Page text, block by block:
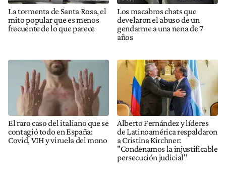
La tormenta de Santa Rosa, el
mito popular que es menos
frecuente de lo que parece
Los macabros chats que
develaron el abuso de un
gendarme a una nena de 7
años
El raro caso del italiano que se
contagió todo en España:
Covid, VIH y viruela del mono
Alberto Fernández y líderes
de Latinoamérica respaldaron
a Cristina Kirchner:
"Condenamos la injustificable
persecución judicial"